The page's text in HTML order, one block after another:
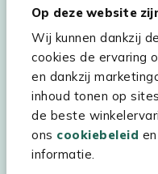
Op deze website
Wij kunnen dankzij
cookies de ervaring
en dankzij
inhoud tonen op
de beste
ons cookiebeleid en
informatie.
Hulp & service
Assortiment
Kees Smit
Experience Stores XXL